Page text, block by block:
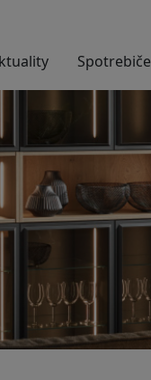
Spotrebiče